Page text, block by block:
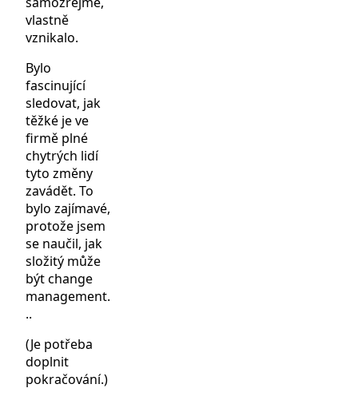
vlastně
vznikalo.
Bylo
fascinující
sledovat, jak
těžké je ve
firmě plné
chytrých lidí
tyto změny
zavádět. To
bylo zajímavé,
protože jsem
se naučil, jak
složitý může
být change
management.
..
(Je potřeba
doplnit
pokračování.)